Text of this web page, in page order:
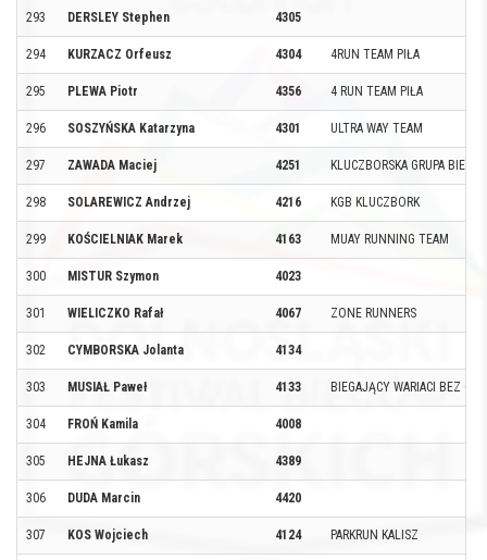
293 DERSLEY Stephen 4305
294 KURZACZ Orfeusz 4304 4RUN TEAM PIŁA
295 PLEWA Piotr 4356 4 RUN TEAM PIŁA
296 SOSZYŃSKA Katarzyna 4301 ULTRA WAY TEAM
297 ZAWADA Maciej 4251 KLUCZBORSKA GRUPA
298 SOLAREWICZ Andrzej 4216 KGB KLUCZBORK
299 KOŚCIELNIAK Marek 4163 MUAY RUNNING TEAM
300 MISTUR Szymon 4023
301 WIELICZKO Rafał 4067 ZONE RUNNERS
302 CYMBORSKA Jolanta 4134
303 MUSIAŁ Paweł 4133 BIEGAJĄCY WARIACI BEZ GACI
304 FROŃ Kamila 4008
305 HEJNA Łukasz 4389
306 DUDA Marcin 4420
307 KOS Wojciech 4124 PARKRUN KALISZ